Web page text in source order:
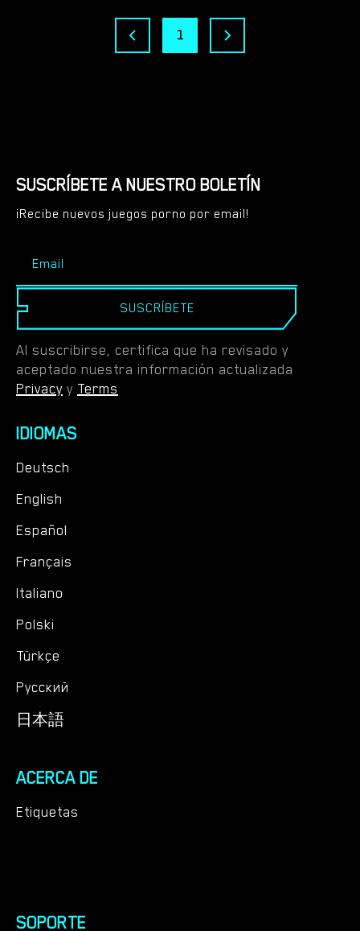
1
SUSCRÍBETE A NUESTRO BOLETÍN
¡Recibe nuevos juegos porno por email!
SUSCRÍBETE
Al suscribirse, certifica que ha revisado y
aceptado nuestra información actualizada
Privacy y Terms
IDIOMAS
Deutsch
English
Español
Français
Italiano
Polski
Türkçe
Русский
日本語
ACERCA DE
Etiquetas
SOPORTE